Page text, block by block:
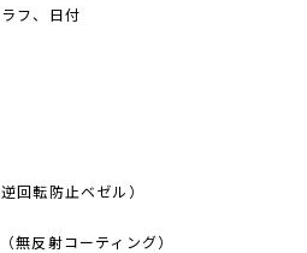
フ、日付
回転防止ベゼル）
無反射コーティング）